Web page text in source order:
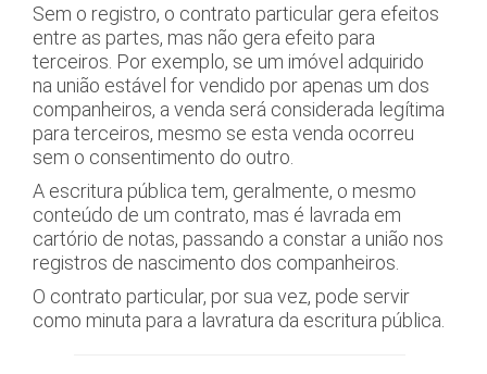
Sem o registro, o contrato particular gera efeitos
entre as partes, mas não gera efeito para
terceiros. Por exemplo, se um imóvel adquirido
na união estável for vendido por apenas um dos
companheiros, a venda será considerada legítima
para terceiros, mesmo se esta venda ocorreu
sem o consentimento do outro.
A escritura pública tem, geralmente, o mesmo
conteúdo de um contrato, mas é lavrada em
cartório de notas, passando a constar a união nos
registros de nascimento dos companheiros.
O contrato particular, por sua vez, pode servir
como minuta para a lavratura da escritura pública.